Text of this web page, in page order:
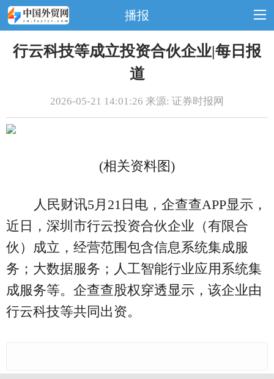
播报
行云科技等成立投资合伙企业|每日报
道
2026-05-21 14:01:26 来源: 证券时报网
(相关资料图)
人民财讯5月21日电，企查查APP显示，
近日，深圳市行云投资合伙企业（有限合
伙）成立，经营范围包含信息系统集成服
务；大数据服务；人工智能行业应用系统集
成服务等。企查查股权穿透显示，该企业由
行云科技等共同出资。